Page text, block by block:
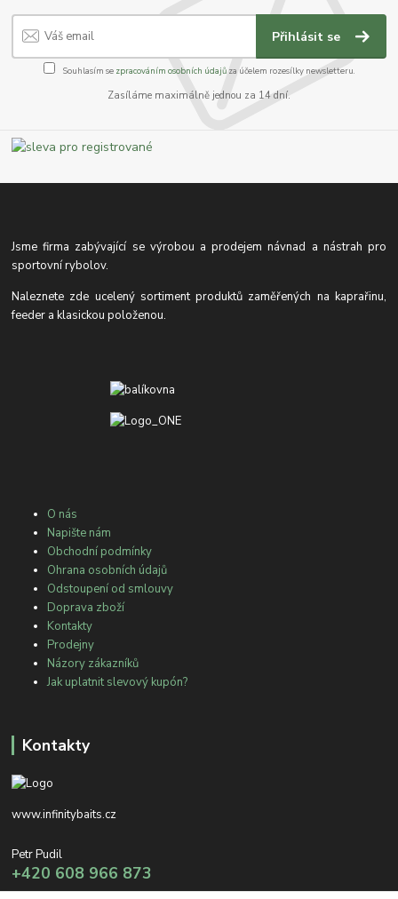
Přihlásit se
Souhlasím se zpracováním osobních údajůza účelem rozesílky newsletteru.
Zasíláme maximálně jednou za 14 dní.
Jsme firma zabývající se výrobou a prodejem návnad a nástrah pro
sportovní rybolov.
Naleznete zde ucelený sortiment produktů zaměřených na kaprařinu,
feeder a klasickou položenou.
O nás
Napište nám
Obchodní podmínky
Ohrana osobních údajů
Odstoupení od smlouvy
Doprava zboží
Kontakty
Prodejny
Názory zákazníků
Jak uplatnit slevový kupón?
Kontakty
www.infinitybaits.cz
Petr Pudil
+420 608 966 873